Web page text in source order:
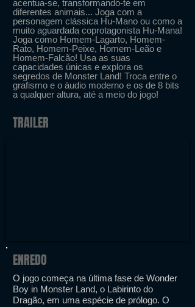
acentua-se, transformando-te em
diferentes animais... Joga com a
personagem clássica Hu-Mano ou como a
muito aguardada coprotagonista Hu-Mana!
Joga como Homem-Lagarto, Homem-
Rato, Homem-Peixe, Homem-Leão e
Homem-Falcão! Usa as suas
capacidades únicas e explora os
segredos de Monster Land! Troca entre o
grafismo e o áudio moderno e os de 8 bits
a qualquer altura, até a meio do jogo!
TRAILER
ENREDO
O jogo começa na última fase de Wonder
Boy in Monster Land, o Labirinto do
Dragão, em uma espécie de prólogo. O